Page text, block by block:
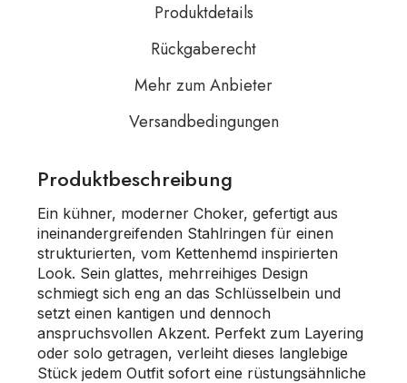
Produktdetails
Rückgaberecht
Mehr zum Anbieter
Versandbedingungen
Produktbeschreibung
Ein kühner, moderner Choker, gefertigt aus
ineinandergreifenden Stahlringen für einen
strukturierten, vom Kettenhemd inspirierten
Look. Sein glattes, mehrreihiges Design
schmiegt sich eng an das Schlüsselbein und
setzt einen kantigen und dennoch
anspruchsvollen Akzent. Perfekt zum Layering
oder solo getragen, verleiht dieses langlebige
Stück jedem Outfit sofort eine rüstungsähnliche